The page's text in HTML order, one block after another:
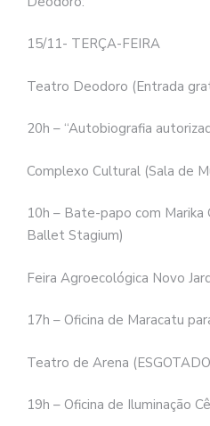
15/11- TERÇA-FEIRA
Teatro Deodoro (Entrada
20h – “Autobiografia
Complexo Cultural (Sala de
10h – Bate-papo com Marika
Ballet Stagium)
Feira Agroecológica Novo
17h – Oficina de Maracatu
Teatro de Arena
19h – Oficina de Iluminação